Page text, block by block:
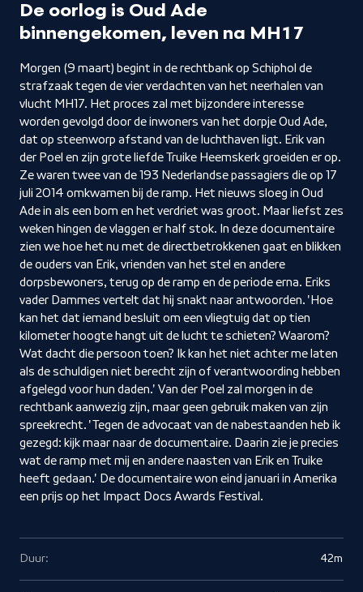
De oorlog is Oud Ade
binnengekomen, leven na MH17
Morgen (9 maart) begint in de rechtbank op Schiphol de
strafzaak tegen de vier verdachten van het neerhalen van
vlucht MH17. Het proces zal met bijzondere interesse
worden gevolgd door de inwoners van het dorpje Oud Ade,
dat op steenworp afstand van de luchthaven ligt. Erik van
der Poel en zijn grote liefde Truike Heemskerk groeiden er op.
Ze waren twee van de 193 Nederlandse passagiers die op 17
juli 2014 omkwamen bij de ramp. Het nieuws sloeg in Oud
Ade in als een bom en het verdriet was groot. Maar liefst zes
weken hingen de vlaggen er half stok. In deze documentaire
zien we hoe het nu met de directbetrokkenen gaat en blikken
de ouders van Erik, vrienden van het stel en andere
dorpsbewoners, terug op de ramp en de periode erna. Eriks
vader Dammes vertelt dat hij snakt naar antwoorden. 'Hoe
kan het dat iemand besluit om een vliegtuig dat op tien
kilometer hoogte hangt uit de lucht te schieten? Waarom?
Wat dacht die persoon toen? Ik kan het niet achter me laten
als de schuldigen niet berecht zijn of verantwoording hebben
afgelegd voor hun daden.' Van der Poel zal morgen in de
rechtbank aanwezig zijn, maar geen gebruik maken van zijn
spreekrecht. 'Tegen de advocaat van de nabestaanden heb ik
gezegd: kijk maar naar de documentaire. Daarin zie je precies
wat de ramp met mij en andere naasten van Erik en Truike
heeft gedaan.' De documentaire won eind januari in Amerika
een prijs op het Impact Docs Awards Festival.
Duur: 42m